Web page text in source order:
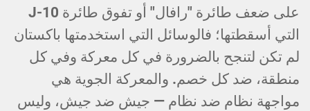
على ضعف طائرة "رافال" أو تفوق طائرة J-10
التي أسقطتها؛ فالوسائل التي استخدمتها باكستان
لم تكن لتنجح بالضرورة في كل معركة وفي كل
منطقة، ضد كل خصم. والمعركة الجوية هي
مواجهة نظام ضد نظام — جيش ضد جيش، وليس